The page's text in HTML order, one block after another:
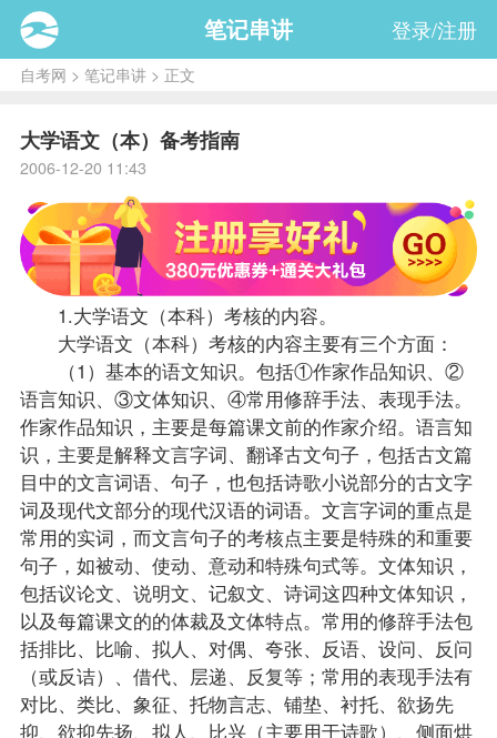
笔记串讲 登录/注册
自考网 > 笔记串讲> 正文
大学语文（本）备考指南
2006-12-20 11:43
1.大学语文 （本科）考核的内容。
大学语文（本科）考核的内容主要有三个方面：
（1）基本的语文知识。包括①作家作品知识、②
语言知识、③文体知识、④常用修辞手法、表现手法。
作家作品知识，主要是每篇课文前的作家介绍。语言知
识，主要是解释文言字词、翻译古文句子，包括古文篇
目中的文言词语、句子，也包括诗歌小说部分的古文字
词及现代文部分的现代汉语的词语。文言字词的重点是
常用的实词，而文言句子的考核点主要是特殊的和重要
句子，如被动、使动、意动和特殊句式等。文体知识，
包括议论文、说明文、记叙文、诗词这四种文体知识，
以及每篇课文的的体裁及文体特点。常用的修辞手法包
括排比、比喻、拟人、对偶、夸张、反语、设问、反问
（或反诘）、借代、层递、反复等；常用的表现手法有
对比、类比、象征、托物言志、铺垫、衬托、欲扬先
抑、欲抑先扬、拟人、比兴（主要用于诗歌）、侧面烘